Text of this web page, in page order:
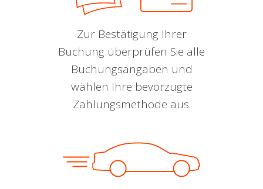
Zur Bestätigung Ihrer
Buchung überprüfen Sie alle
Buchungsangaben und
wählen Ihre bevorzugte
Zahlungsmethode aus.